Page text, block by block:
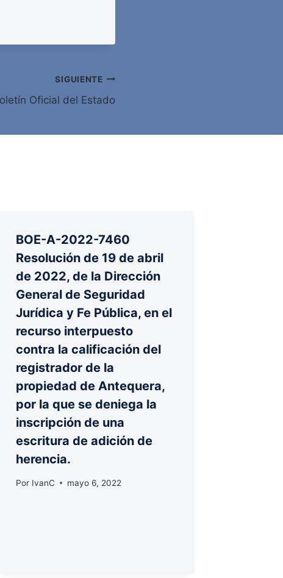
SIGUIENTE
Oficial del Estado
BOE-A-2022-7460
Resolución de 19 de abril
de 2022, de la Dirección
General de Seguridad
Jurídica y Fe Pública, en el
recurso interpuesto
contra la calificación del
registrador de la
propiedad de Antequera,
por la que se deniega la
inscripción de una
escritura de adición de
herencia.
Por IvanC mayo 6, 2022